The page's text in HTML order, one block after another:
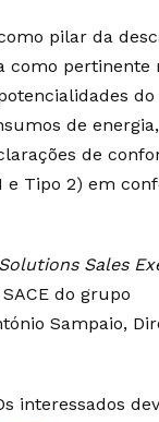
pilar da
como pertinente
de
de
e Tipo 2) em
Sales
do grupo
Sampaio,
interessados